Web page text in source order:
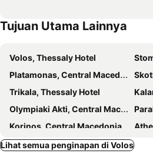
Tujuan Utama Lainnya
Volos, Thessaly Hotel
Platamonas, Central Macedonia Hotel
Trikala, Thessaly Hotel
Olympiaki Akti, Central Macedonia Hotel
Korinos, Central Macedonia Hotel
Tesalonika, Central Macedonia Hotel
Lihat semua penginapan di Volos